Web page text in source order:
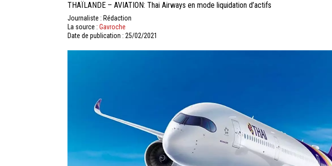
THAÏLANDE – AVIATION: Thai Airways en mode liquidation d’actifs
Journaliste : Rédaction
La source : Gavroche
Date de publication : 25/02/2021